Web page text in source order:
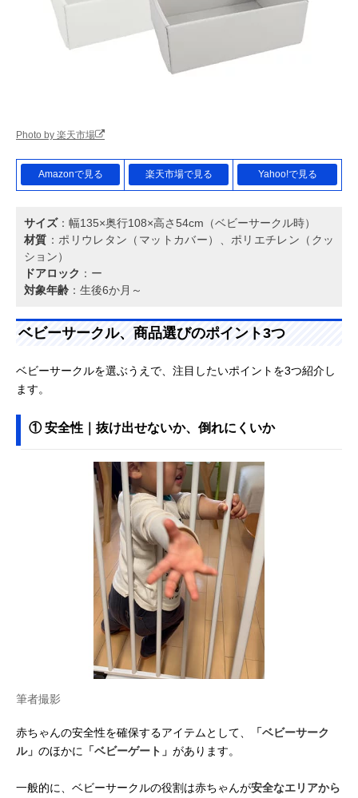
Photo by 楽天市場
Amazonで見る 楽天市場で見る Yahoo!で見る
サイズ：幅135×奥行108×高さ54cm（ベビーサークル時）
材質 ：ポリウレタン（マットカバー）、ポリエチレン（クッ
ション）
ドアロック ：ー
対象年齢 ：生後6か月～
ベビーサークル、商品選びのポイント3つ
ベビーサークルを選ぶうえで、注目したいポイントを3つ紹介し
ます。
① 安全性｜抜け出せないか、倒れにくいか
筆者撮影
赤ちゃんの安全性を確保するアイテムとして、
「ベビーサーク
ル」 のほかに 「ベビーゲート」 があります。
一般的に、ベビーサークルの役割は赤ちゃんが安全なエリアから